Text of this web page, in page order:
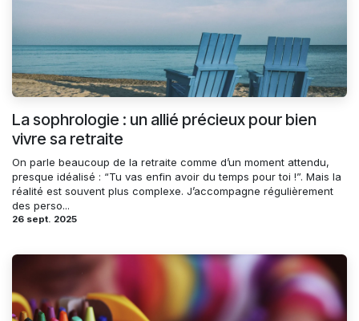
La sophrologie : un allié précieux pour bien
vivre sa retraite
On parle beaucoup de la retraite comme d’un moment attendu,
presque idéalisé : “Tu vas enfin avoir du temps pour toi !”. Mais la
réalité est souvent plus complexe. J’accompagne régulièrement
des perso...
26 sept. 2025